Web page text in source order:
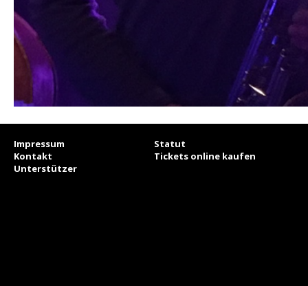
Impressum
Statut
Kontakt
Tickets online kaufen
Unterstützer